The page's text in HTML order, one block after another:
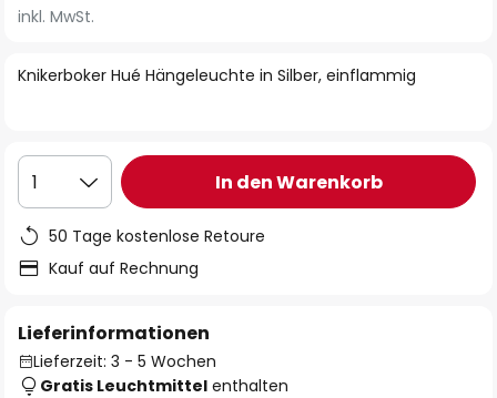
der
springen
Knikerboker Hué Hängeleuchte in Silber, einflammig
inkl. MwSt.
1 In den Warenkorb
50 Tage kostenlose Retoure
Kauf auf Rechnung
Lieferinformationen
Lieferzeit: 3 - 5 Wochen
Gratis Leuchtmittel enthalten